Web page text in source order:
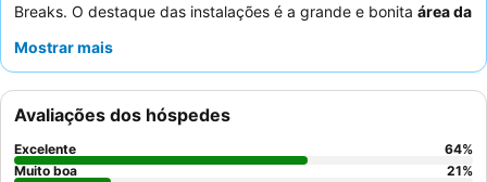
Breaks. O destaque das instalações é a grande e bonita área da
hidromassagem, uma sauna e um banho turco. Os hóspedes
prestativos
qualidade dos jantares
Para uma estadia mais tranquila, os hóspedes devem solicitar
um quarto virado para o jardim.
Mostrar mais
Avaliações dos hóspedes
Excelente 64%
Muito boa
21%